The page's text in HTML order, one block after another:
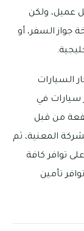
عميل، ولكن
جواز السفر، أو
السيارات
سيارات في
من قبل
المعنية، ثم
توافر كافة
تأمين